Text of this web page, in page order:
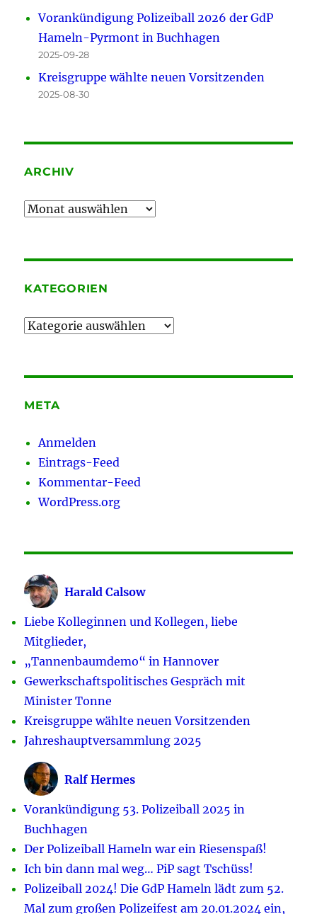
Vorankündigung Polizeiball 2026 der GdP
Hameln-Pyrmont in Buchhagen
2025-09-28
Kreisgruppe wählte neuen Vorsitzenden
2025-08-30
ARCHIV
Archiv
KATEGORIEN
Kategorien
META
Anmelden
Eintrags-Feed
Kommentar-Feed
WordPress.org
Harald Calsow
Liebe Kolleginnen und Kollegen, liebe
Mitglieder,
„Tannenbaumdemo“ in Hannover
Gewerkschaftspolitisches Gespräch mit
Minister Tonne
Kreisgruppe wählte neuen Vorsitzenden
Jahreshauptversammlung 2025
Ralf Hermes
Vorankündigung 53. Polizeiball 2025 in
Buchhagen
Der Polizeiball Hameln war ein Riesenspaß!
Ich bin dann mal weg… PiP sagt Tschüss!
Polizeiball 2024! Die GdP Hameln lädt zum 52.
Mal zum großen Polizeifest am 20.01.2024 ein,